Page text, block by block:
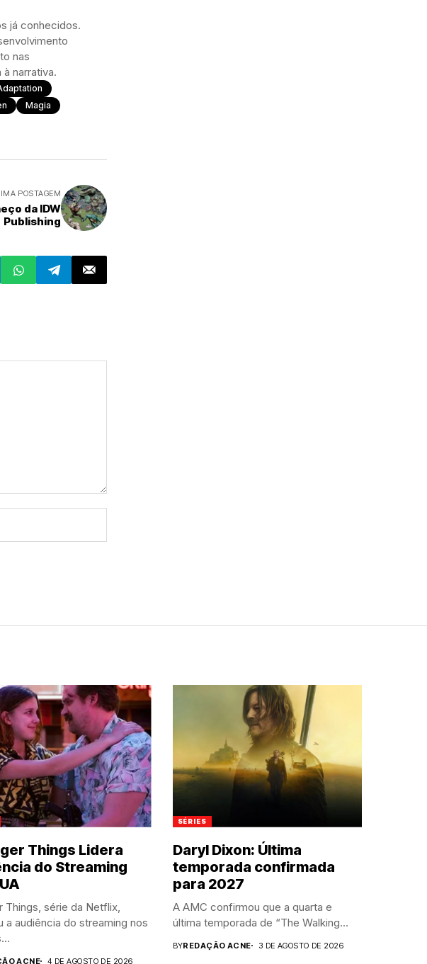
já conhecidos.
nas
narrativa.
Magia
POSTAGEM
da IDW
Publishing
Things Lidera
do Streaming
Things, série da Netflix,
a audiência do streaming nos
ACNE 4 DE AGOSTO DE 2026
SÉRIES
Daryl Dixon: Última
temporada confirmada
para 2027
A AMC confirmou que a quarta e
última temporada de “The Walking...
BYREDAÇÃO ACNE 3 DE AGOSTO DE 2026